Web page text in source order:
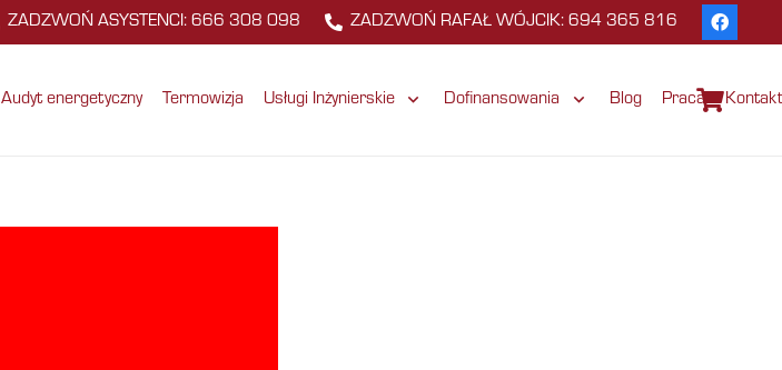
ZADZWOŃ ASYSTENCI: 666 308 098 ZADZWOŃ RAFAŁ WÓJCIK: 694 365 816
Audyt energetyczny Termowizja Usługi Inżynierskie Dofinansowania Blog Praca Kontakt